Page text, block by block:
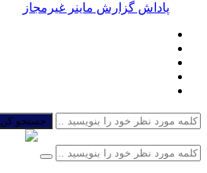
پاداش گزارش ماینر غیرمجاز
جستجو کن